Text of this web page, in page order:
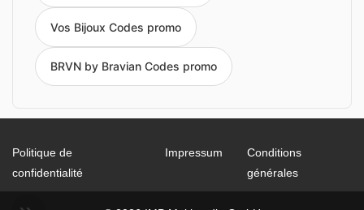
Vos Bijoux Codes promo
BRVN by Bravian Codes promo
Politique de
confidentialité
Impressum
Conditions
générales